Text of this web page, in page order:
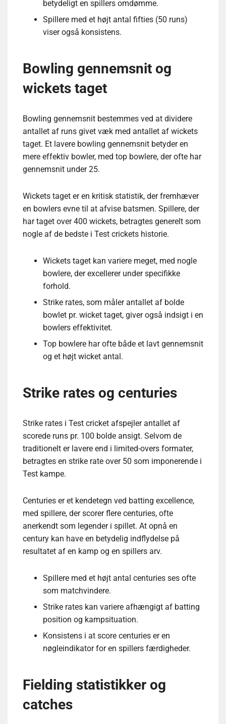
betydeligt en spillers omdømme.
Spillere med et højt antal fifties (50 runs)
viser også konsistens.
Bowling gennemsnit og
wickets taget
Bowling gennemsnit bestemmes ved at dividere
antallet af runs givet væk med antallet af wickets
taget. Et lavere bowling gennemsnit betyder en
mere effektiv bowler, med top bowlere, der ofte har
gennemsnit under 25.
Wickets taget er en kritisk statistik, der fremhæver
en bowlers evne til at afvise batsmen. Spillere, der
har taget over 400 wickets, betragtes generelt som
nogle af de bedste i Test crickets historie.
Wickets taget kan variere meget, med nogle
bowlere, der excellerer under specifikke
forhold.
Strike rates, som måler antallet af bolde
bowlet pr. wicket taget, giver også indsigt i en
bowlers effektivitet.
Top bowlere har ofte både et lavt gennemsnit
og et højt wicket antal.
Strike rates og centuries
Strike rates i Test cricket afspejler antallet af
scorede runs pr. 100 bolde ansigt. Selvom de
traditionelt er lavere end i limited-overs formater,
betragtes en strike rate over 50 som imponerende i
Test kampe.
Centuries er et kendetegn ved batting excellence,
med spillere, der scorer flere centuries, ofte
anerkendt som legender i spillet. At opnå en
century kan have en betydelig indflydelse på
resultatet af en kamp og en spillers arv.
Spillere med et højt antal centuries ses ofte
som matchvindere.
Strike rates kan variere afhængigt af batting
position og kampsituation.
Konsistens i at score centuries er en
nøgleindikator for en spillers færdigheder.
Fielding statistikker og
catches